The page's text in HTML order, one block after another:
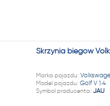
Skrzynia biegów
Marka pojazdu:
Model pojazdu: Golf V 1.4
Symbol producenta: JAU